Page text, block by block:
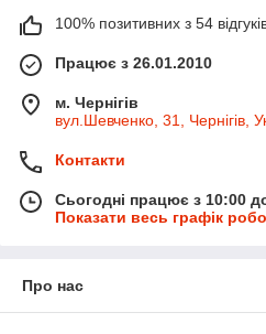
100% позитивних з 54
Працює з 26.01.2010
м. Чернігів
вул.Шевченко, 31, Чернігів,
Контакти
Сьогодні працює з 10:00
Показати весь графік
Про нас